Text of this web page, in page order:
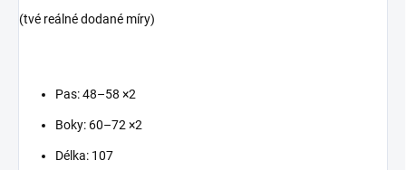
(tvé reálné dodané míry)
Pas: 48–58 ×2
Boky: 60–72 ×2
Délka: 107